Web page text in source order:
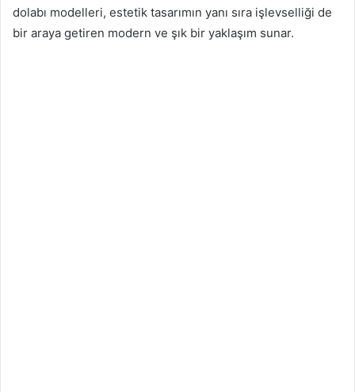
dolabı modelleri, estetik tasarımın yanı sıra işlevselliği de
bir araya getiren modern ve şık bir yaklaşım sunar.